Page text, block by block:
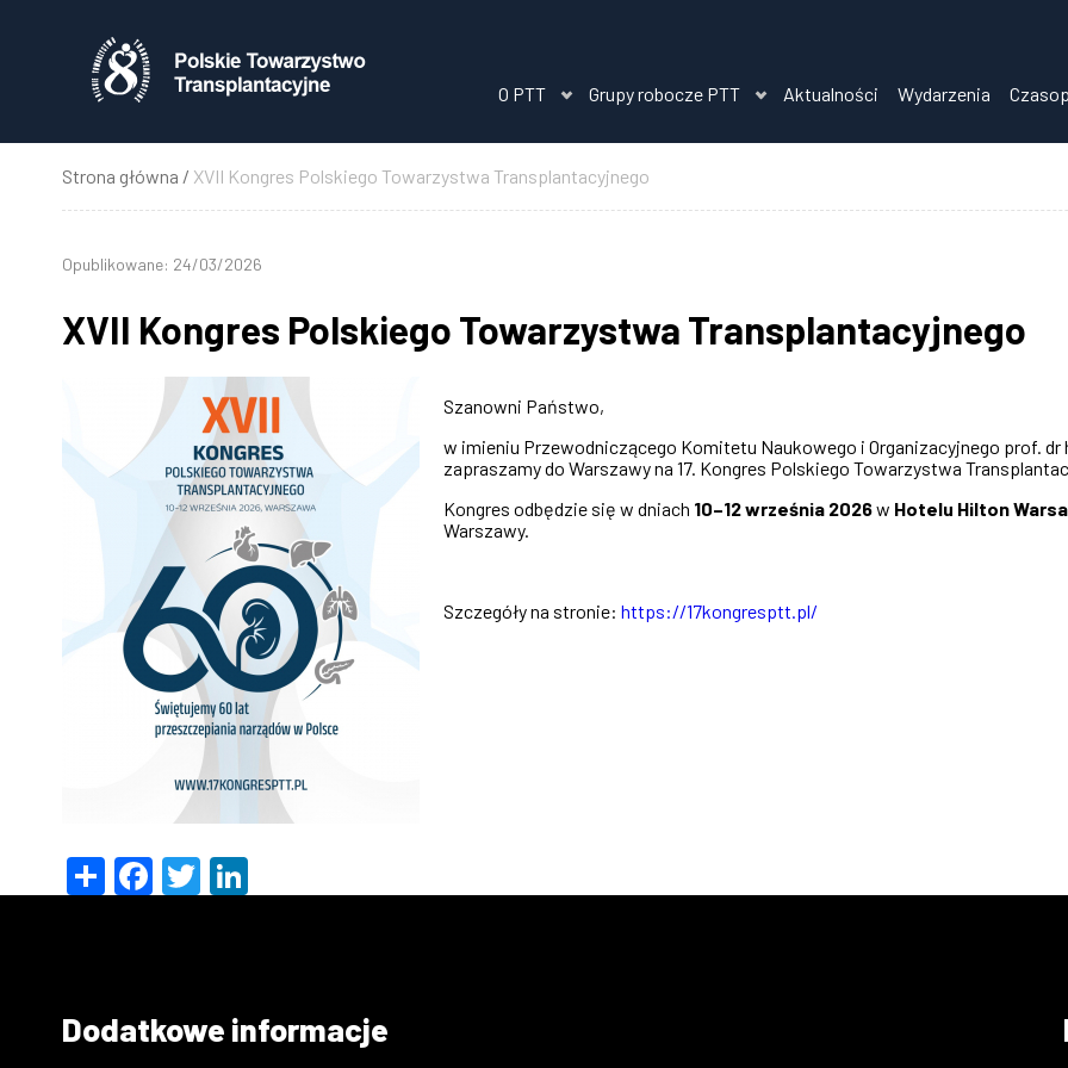
O PTT Grupy robocze PTT Aktualności Wydarzenia
Ścieżka
nawigacyjna
Strona główna XVII Kongres Polskiego Towarzystwa Transplantacyjnego
Opublikowane: 24/03/2026
XVII Kongres Polskiego Towarzystwa Transplantacyjnego
Szanowni Państwo,
w imieniu Przewodniczącego Komitetu Naukowego i Organizacyjnego prof.
zapraszamy do Warszawy na 17. Kongres Polskiego Towarzystwa
Kongres odbędzie się w dniach 10–12 września 2026w Hotelu Hilton
Warszawy.
Szczegóły na stronie: https://17kongresptt.pl/
ShareFacebook
Twitter
Dodatkowe informacje